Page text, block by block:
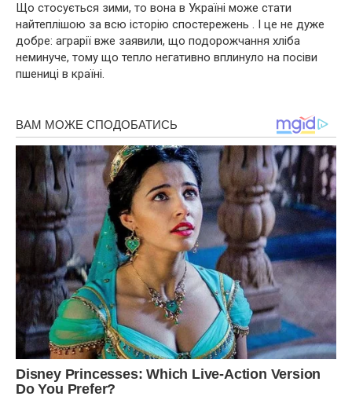
Що стосується зими, то вона в Україні може стати
найтеплішою за всю історію спостережень . І це не дуже
добре: аграрії вже заявили, що подорожчання хліба
неминуче, тому що тепло негативно вплинуло на посіви
пшениці в країні.